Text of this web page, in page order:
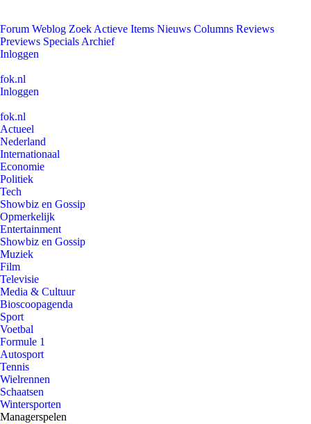
Forum Weblog Zoek Actieve Items Nieuws Columns Reviews
Previews Specials Archief
Inloggen
fok.nl
Inloggen
fok.nl
Actueel
Nederland
Internationaal
Economie
Politiek
Tech
Showbiz en Gossip
Opmerkelijk
Entertainment
Showbiz en Gossip
Muziek
Film
Televisie
Media & Cultuur
Bioscoopagenda
Sport
Voetbal
Formule 1
Autosport
Tennis
Wielrennen
Schaatsen
Wintersporten
Managerspelen